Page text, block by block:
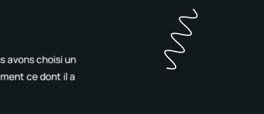
avons choisi un
ce dont il a